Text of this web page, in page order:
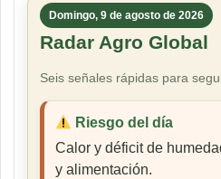
Domingo, 9 de agosto de 2026
Radar Agro Global
Seis señales rápidas para
Riesgo del día
Calor y déficit de
y alimentación.